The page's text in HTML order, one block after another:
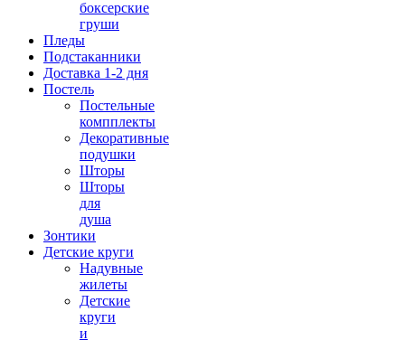
боксерские
груши
Пледы
Подстаканники
Доставка 1-2 дня
Постель
Постельные
компплекты
Декоративные
подушки
Шторы
Шторы
для
душа
Зонтики
Детские круги
Надувные
жилеты
Детские
круги
и